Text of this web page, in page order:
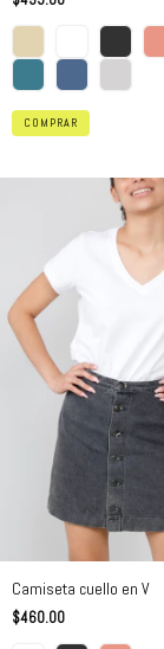
COMPRAR
Camiseta cuello en V
$460.00